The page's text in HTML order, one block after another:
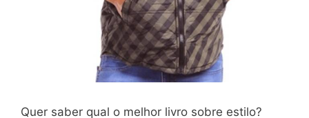
Quer saber qual o melhor livro sobre estilo?